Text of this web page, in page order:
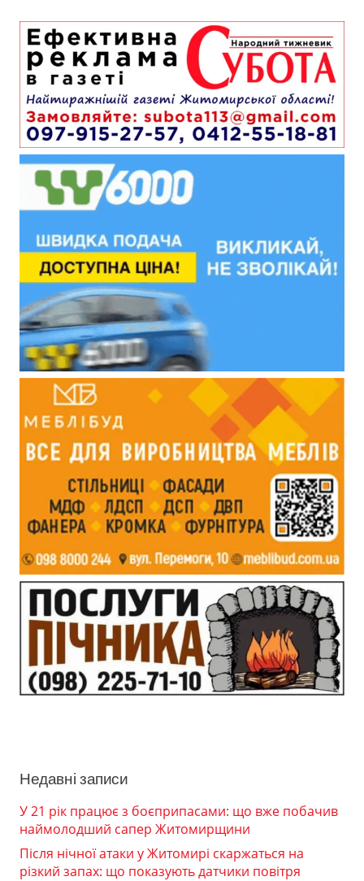
Недавні записи
У 21 рік працює з боєприпасами: що вже побачив
наймолодший сапер Житомирщини
Після нічної атаки у Житомирі скаржаться на
різкий запах: що показують датчики повітря